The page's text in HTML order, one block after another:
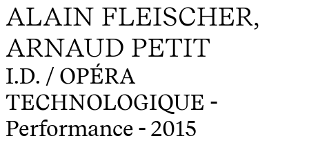
ALAIN FLEISCHER,
ARNAUD PETIT
I.D. / OPÉRA
TECHNOLOGIQUE -
Performance - 2015